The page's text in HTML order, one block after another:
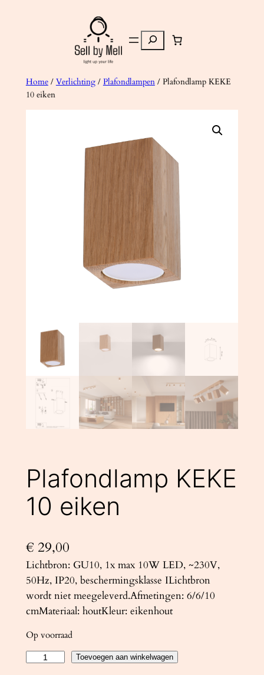
Zoeken
Home/ Verlichting/ Plafondlampen/ Plafondlamp KEKE
10 eiken
Plafondlamp KEKE
10 eiken
€ 29,00
Lichtbron: GU10, 1x max 10W LED, ~230V,
50Hz, IP20, beschermingsklasse ILichtbron
wordt niet meegeleverd.Afmetingen: 6/6/10
cmMateriaal: houtKleur: eikenhout
Op voorraad
Toevoegen aan winkelwagen